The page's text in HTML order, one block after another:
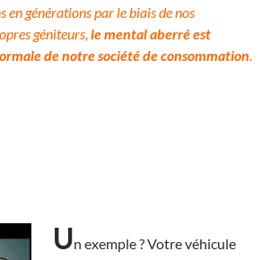
en générations par le biais de nos
géniteurs, le mental aberré est
de notre société de consommation
Un exemple ? Votre véhicule